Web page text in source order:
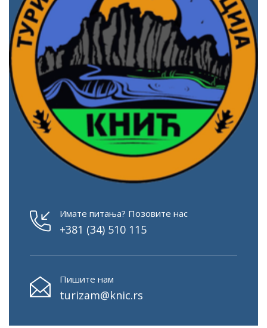
Имате питања? Позовите нас
+381 (34) 510 115
Пишите нам
turizam@knic.rs